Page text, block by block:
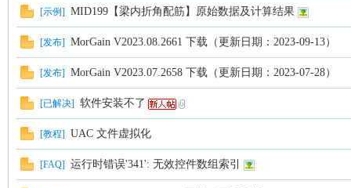
[示例] MID199【梁内折角配筋】原始数据及计算结果
[发布] MorGain V2023.08.2661 下载（更新日期：2023-09-13）
[发布] MorGain V2023.07.2658 下载（更新日期：2023-07-28）
[已解决] 软件安装不了
[教程] UAC 文件虚拟化
[FAQ] 运行时错误'341': 无效控件数组索引